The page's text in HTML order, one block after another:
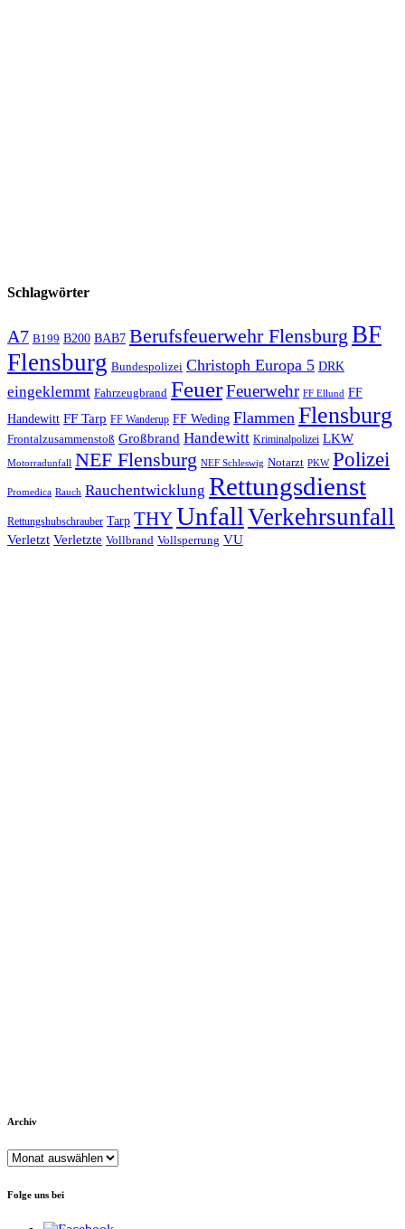
Schlagwörter
A7 B199 B200 BAB7 Berufsfeuerwehr Flensburg BF
Flensburg Bundespolizei Christoph Europa 5 DRK
eingeklemmt Fahrzeugbrand FeuerFeuerwehr FF Ellund FF
Handewitt FF Tarp FF Wanderup FF Weding Flammen Flensburg
Frontalzusammenstoß Großbrand Handewitt Kriminalpolizei LKW
Motorradunfall NEF Flensburg NEF Schleswig Notarzt PKW Polizei
Promedica Rauch Rauchentwicklung Rettungsdienst
Rettungshubschrauber Tarp THYUnfall Verkehrsunfall
Verletzt Verletzte Vollbrand Vollsperrung VU
Archiv
Archiv
Folge uns bei